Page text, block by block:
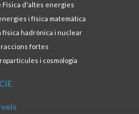
Física d'altes energies
i física matemàtica
hadrònica i nuclear
fortes
i cosmologia